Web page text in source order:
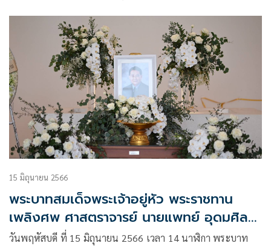
15 มิถุนายน 2566
พระบาทสมเด็จพระเจ้าอยู่หัว พระราชทาน
เพลิงศพ ศาสตราจารย์ นายแพทย์ อุดมศิลป์
ศรีแสงนาม ณ วัดธาตุทอง
วันพฤหัสบดี ที่ 15 มิถุนายน 2566 เวลา 14 นาฬิกา พระบาท